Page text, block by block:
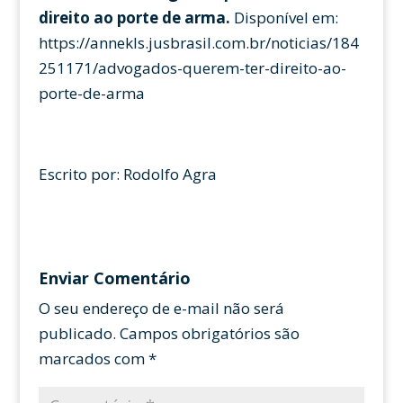
direito ao porte de arma. Disponível em:
https://annekls.jusbrasil.com.br/noticias/184
251171/advogados-querem-ter-direito-ao-
porte-de-arma
Escrito por: Rodolfo Agra
Enviar Comentário
O seu endereço de e-mail não será
publicado. Campos obrigatórios são
marcados com*